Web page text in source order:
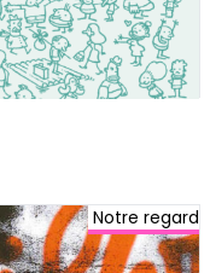
Notre regard